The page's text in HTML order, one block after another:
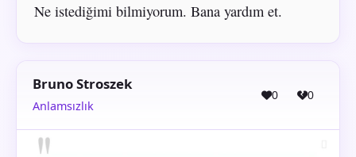
Ne istediğimi bilmiyorum. Bana yardım et.
Bruno Stroszek
Anlamsızlık
0 0